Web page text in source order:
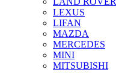
LEXUS
LIFAN
MAZDA
MERCEDES
MINI
MITSUBISHI